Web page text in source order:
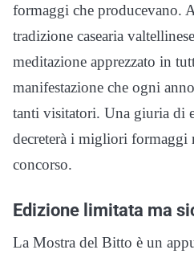
formaggi che producevano.
tradizione casearia
meditazione apprezzato in
manifestazione che ogni
tanti visitatori. Una giuria di
decreterà i migliori formaggi
concorso.
Edizione limitata ma
La Mostra del Bitto è un